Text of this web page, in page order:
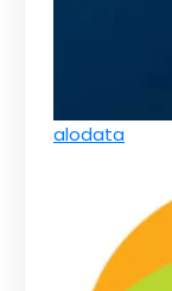
alodata